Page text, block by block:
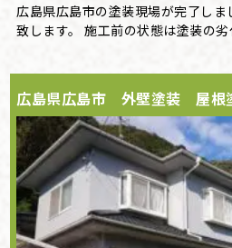
広島県広島市の塗装現場が完了し
致します。 施工前の状態は塗装の劣
広島県広島市 外壁塗装 屋根